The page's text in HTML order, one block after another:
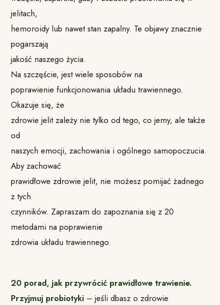
jelitach,
hemoroidy lub nawet stan zapalny. Te objawy znacznie
pogarszają
jakość naszego życia.
Na szczęście, jest wiele sposobów na
poprawienie funkcjonowania układu trawiennego.
Okazuje się, że
zdrowie jelit zależy nie tylko od tego, co jemy, ale także
od
naszych emocji, zachowania i ogólnego samopoczucia.
Aby zachować
prawidłowe zdrowie jelit, nie możesz pomijać żadnego
z tych
czynników. Zapraszam do zapoznania się z 20
metodami na poprawienie
zdrowia układu trawiennego.
20 porad, jak przywrócić prawidłowe trawienie.
Przyjmuj probiotyki – jeśli dbasz o zdrowie